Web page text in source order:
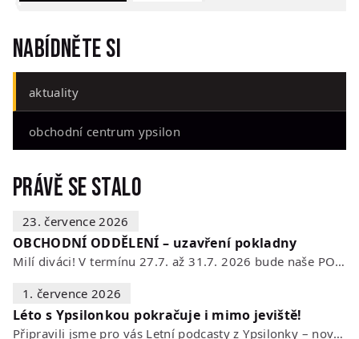
Nabídněte si
aktuality
obchodní centrum ypsilon
Právě se stalo
23. července 2026
OBCHODNÍ ODDĚLENÍ – uzavření pokladny
Milí diváci! V termínu 27.7. až 31.7. 2026 bude naše POKLADNA z technických…
1. července 2026
Léto s Ypsilonkou pokračuje i mimo jeviště!
Připravili jsme pro vás Letní podcasty z Ypsilonky – novou sérii rozhovorů s…